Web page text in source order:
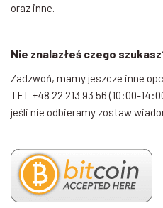
oraz inne.
Nie znalazłeś czego
Zadzwoń, mamy jeszcze inne
TEL +48 22 213 93 56 (10:00-
jeśli nie odbieramy zostaw